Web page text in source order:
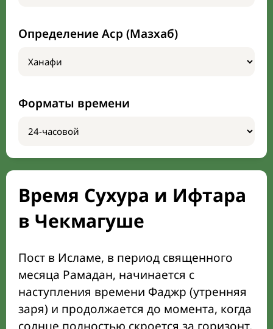
Определение Аср (Мазхаб)
Форматы времени
Время Сухура и Ифтара
в Чекмагуше
Пост в Исламе, в период священного
месяца Рамадан, начинается с
наступления времени Фаджр (утренняя
заря) и продолжается до момента, когда